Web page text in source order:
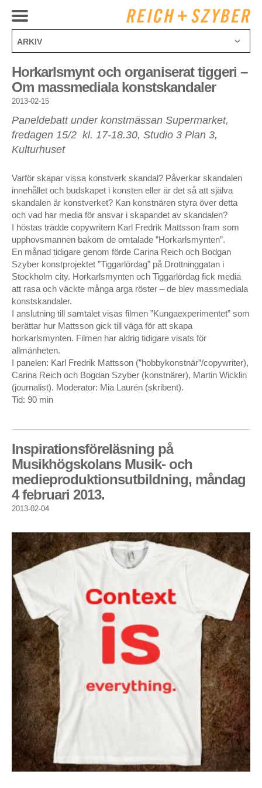
ARKIV
december 2024
oktober 2024
april 2024
februari 2024
juli 2023
mars 2023
september 2022
augusti 2021
maj 2021
september 2020
augusti 2020
juni 2020
april 2020
oktober 2019
oktober 2018
september 2018
april 2018
februari 2018
december 2017
juni 2017
mars 2017
oktober 2015
augusti 2015
mars 2015
september 2014
november 2013
september 2013
augusti 2013
maj 2013
april 2013
mars 2013
februari 2013
januari 2013
november 2012
oktober 2012
augusti 2012
mars 2012
februari 2012
januari 2012
november 2011
oktober 2011
Horkarlsmynt och organiserat tiggeri –
Om massmediala konstskandaler
2013-02-15
Paneldebatt under konstmässan Supermarket,
fredagen 15/2 kl. 17-18.30, Studio 3 Plan 3,
Kulturhuset
Varför skapar vissa konstverk skandal? Påverkar skandalen
innehållet och budskapet i konsten eller är det så att själva
skandalen är konstverket? Kan konstnären styra över detta
och vad har media för ansvar i skapandet av skandalen?
I höstas trädde copywritern Karl Fredrik Mattsson fram som
upphovsmannen bakom de omtalade ”Horkarlsmynten”.
En månad tidigare genom förde Carina Reich och Bodgan
Szyber konstprojektet ”Tiggarlördag” på Drottninggatan i
Stockholm city. Horkarlsmynten och Tiggarlördag fick media
att rasa och väckte många arga röster – de blev massmediala
konstskandaler.
I anslutning till samtalet visas filmen ”Kungaexperimentet” som
berättar hur Mattsson gick till väga för att skapa
horkarlsmynten. Filmen har aldrig tidigare visats för
allmänheten.
I panelen: Karl Fredrik Mattsson (”hobbykonstnär”/copywriter),
Carina Reich och Bogdan Szyber (konstnärer), Martin Wicklin
(journalist). Moderator: Mia Laurén (skribent).
Tid: 90 min
Inspirationsföreläsning på
Musikhögskolans Musik- och
medieproduktionsutbildning, måndag
4 februari 2013.
2013-02-04